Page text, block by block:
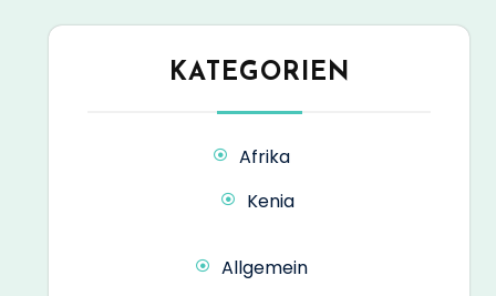
KATEGORIEN
Afrika
Kenia
Allgemein